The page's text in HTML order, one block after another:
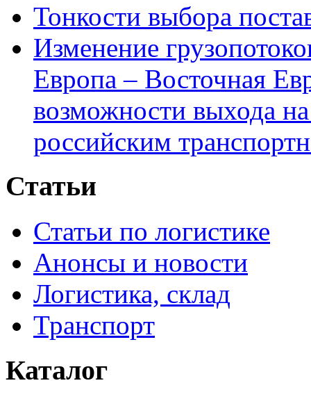
Тонкости выбора
Изменение
Европа – Восточная
возможности выхода
российским
Статьи
Статьи по логистике
Анонсы и новости
Логистика, склад
Транспорт
Каталог